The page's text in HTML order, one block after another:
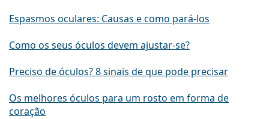
Espasmos oculares: Causas e como pará-los
Como os seus óculos devem ajustar-se?
Preciso de óculos? 8 sinais de que pode precisar
Os melhores óculos para um rosto em forma de
coração